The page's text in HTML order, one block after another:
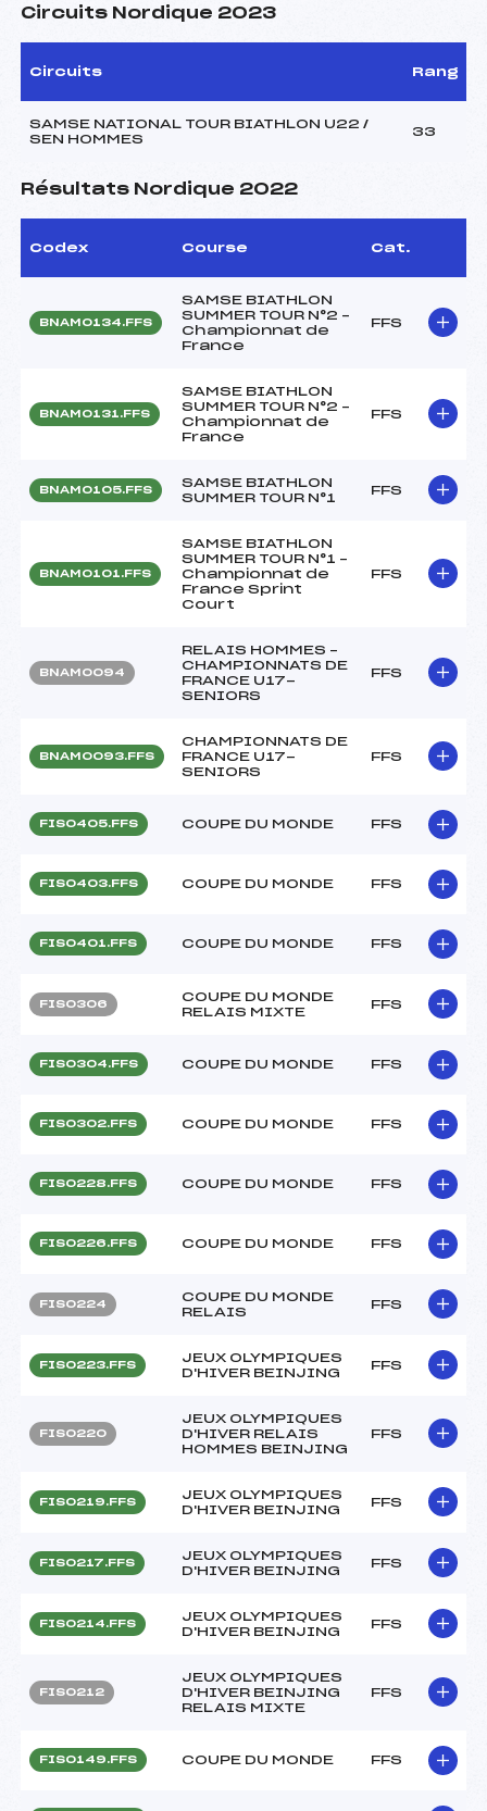
Circuits Nordique 2023
Circuits Rang
SAMSE NATIONAL TOUR BIATHLON U22 /
SEN HOMMES
33
Résultats Nordique 2022
Codex Course Cat.
BNAM0134.FFS
SAMSE BIATHLON
SUMMER TOUR N°2 –
Championnat de
France
FFS
BNAM0131.FFS
SAMSE BIATHLON
SUMMER TOUR N°2 –
Championnat de
France
FFS
BNAM0105.FFS
SAMSE BIATHLON
SUMMER TOUR N°1
FFS
BNAM0101.FFS
SAMSE BIATHLON
SUMMER TOUR N°1 –
Championnat de
France Sprint
Court
FFS
BNAM0094
RELAIS HOMMES –
CHAMPIONNATS DE
FRANCE U17-
SENIORS
FFS
BNAM0093.FFS
CHAMPIONNATS DE
FRANCE U17-
SENIORS
FFS
FIS0405.FFS COUPE DU MONDE FFS
FIS0403.FFS COUPE DU MONDE FFS
FIS0401.FFS COUPE DU MONDE FFS
FIS0306
COUPE DU MONDE
RELAIS MIXTE
FFS
FIS0304.FFS COUPE DU MONDE FFS
FIS0302.FFS COUPE DU MONDE FFS
FIS0228.FFS COUPE DU MONDE FFS
FIS0226.FFS COUPE DU MONDE FFS
FIS0224
COUPE DU MONDE
RELAIS
FFS
FIS0223.FFS
JEUX OLYMPIQUES
D'HIVER BEINJING
FFS
FIS0220
JEUX OLYMPIQUES
D'HIVER RELAIS
HOMMES BEINJING
FFS
FIS0219.FFS
JEUX OLYMPIQUES
D'HIVER BEINJING
FFS
FIS0217.FFS
JEUX OLYMPIQUES
D'HIVER BEINJING
FFS
FIS0214.FFS
JEUX OLYMPIQUES
D'HIVER BEINJING
FFS
FIS0212
JEUX OLYMPIQUES
D'HIVER BEINJING
RELAIS MIXTE
FFS
FIS0149.FFS COUPE DU MONDE FFS